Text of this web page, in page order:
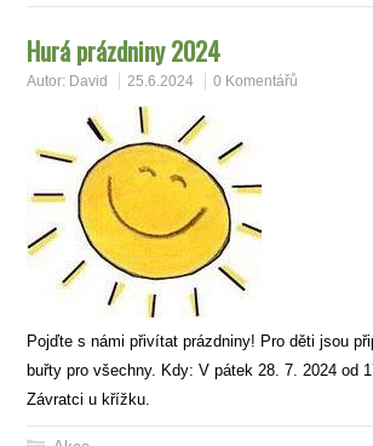
Hurá prázdniny 2024
Autor: David 25.6.2024 0 Komentářů
Pojďte s námi přivítat prázdniny! Pro děti jsou
buřty pro všechny. Kdy: V pátek 28. 7. 2024 od
Závratci u křížku.